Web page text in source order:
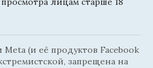
(и её продуктов Facebook
запрещена на